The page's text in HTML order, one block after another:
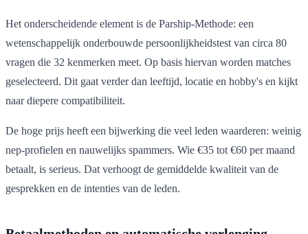
Het onderscheidende element is de Parship-Methode: een
wetenschappelijk onderbouwde persoonlijkheidstest van circa 80
vragen die 32 kenmerken meet. Op basis hiervan worden matches
geselecteerd. Dit gaat verder dan leeftijd, locatie en hobby's en kijkt
naar diepere compatibiliteit.
De hoge prijs heeft een bijwerking die veel leden waarderen: weinig
nep-profielen en nauwelijks spammers. Wie €35 tot €60 per maand
betaalt, is serieus. Dat verhoogt de gemiddelde kwaliteit van de
gesprekken en de intenties van de leden.